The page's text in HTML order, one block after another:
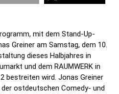
mit dem Stand-Up-
Greiner am Samstag, dem 10.
dieses Halbjahres in
und dem RAUMWERK in
bestreiten wird. Jonas Greiner
ostdeutschen Comedy- und